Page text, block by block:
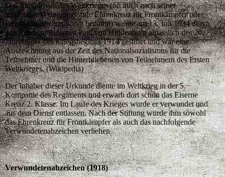
Das Ehrenkreuz des Weltkrieges (oft auch nach seiner
häufigsten Verleihungsstufe Ehrenkreuz für Frontkämpfer oder
Frontkämpferehrenkreuz benannt) wurde am 13. Juli 1934 durch
den Reichspräsidenten Paul von Hindenburg anlässlich des 20.
Jahrestages des Kriegsbeginns 1914 gestiftet und war eine
Auszeichnung aus der Zeit des Nationalsozialismus für die
Teilnehmer und die Hinterbliebenen von Teilnehmern des Ersten
Weltkrieges. (Wikipedia)
Der Inhaber dieser Urkunde diente im Weltkrieg in der 5.
Kompanie des Regiments und erwarb dort schon das Eiserne
Kreuz 2. Klasse. Im Laufe des Krieges wurde er verwundet und
aus dem Dienst entlassen. Nach der Stiftung wurde ihm sowohl
das Ehrenkreuz für Frontkämpfer als auch das nachfolgende
Verwundetenabzeichen verliehen
Verwundetenabzeichen (1918)